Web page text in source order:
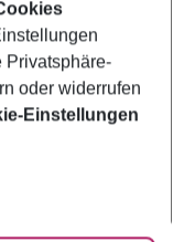
Privatsphäre-
oder widerrufen
Einstellungen